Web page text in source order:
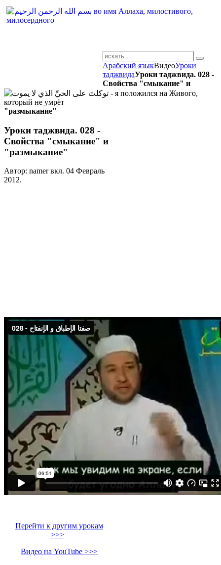
Арабский языкВидеоУроки
таджвидаУроки таджвида. 028 -
Свойства "смыкание" и
"размыкание"
Уроки таджвида. 028 -
Свойства "смыкание" и
"размыкание"
Автор: namer вкл. 04 Февраль
2012.
Перейти к другим урокам
>>>
Видео на YouTube >>>